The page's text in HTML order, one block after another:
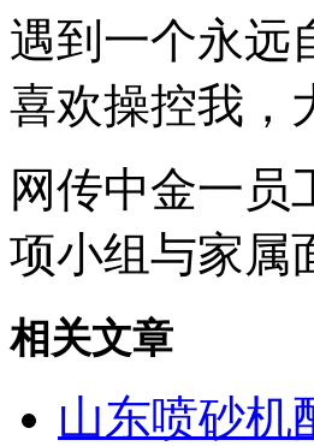
遇到一个永远
喜欢操控我，
网传中金一员
项小组与家属
相关文章
山东喷砂机